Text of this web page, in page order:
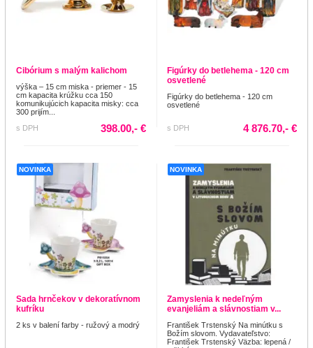
Cibórium s malým kalichom
výška – 15 cm miska - priemer - 15
cm kapacita krúžku cca 150
komunikujúcich kapacita misky: cca
300 prijím...
s DPH
398.00,- €
Figúrky do betlehema - 120 cm
osvetlené
Figúrky do betlehema - 120 cm
osvetlené
s DPH 4 876.70,- €
NOVINKA
Sada hrnčekov v dekoratívnom
kufríku
2 ks v balení farby - ružový a modrý
NOVINKA
Zamyslenia k nedeľným
evanjeliám a slávnostiam v...
František Trstenský Na minútku s
Božím slovom. Vydavateľstvo:
František Trstenský Väzba: lepená /